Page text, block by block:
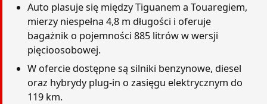
Auto plasuje się między Tiguanem a Touaregiem,
mierzy niespełna 4,8 m długości i oferuje
bagażnik o pojemności 885 litrów w wersji
pięcioosobowej.
W ofercie dostępne są silniki benzynowe, diesel
oraz hybrydy plug-in o zasięgu elektrycznym do
119 km.